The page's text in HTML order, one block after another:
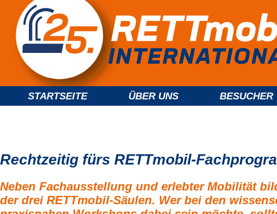
STARTSEITE ÜBER UNS BESUCHER
Rechtzeitig fürs RETTmobil-
Neben Fachausstellung und erlebter Mobilität
der drei RETTmobil-Säulen. Wer bei den